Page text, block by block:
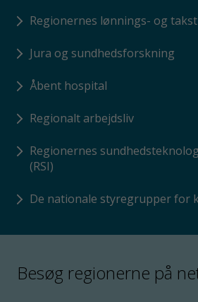
Regionernes lønnings- og
Jura og sundhedsforskning
Åbent hospital
Regionalt arbejdsliv
Regionernes sundhedsteknologi og innovation
(RSI)
De nationale styregrupper
Besøg regionerne på